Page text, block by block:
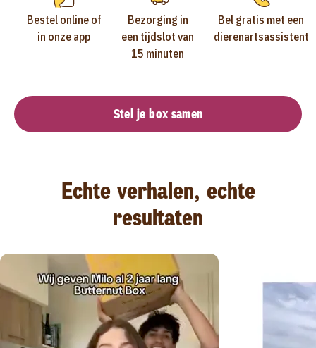
Bestel online of
in onze app
Bezorging in
een tijdslot van
15 minuten
Bel gratis met een
dierenartsassistent
Stel je box samen
Echte verhalen, echte
resultaten